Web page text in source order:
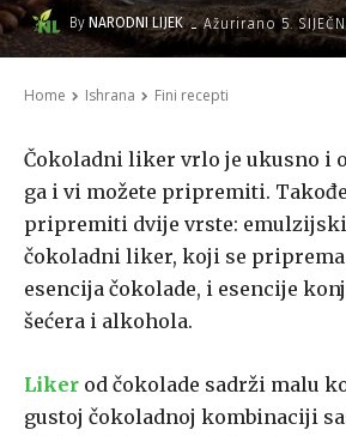
By NARODNI LIJEK - Ažurirano 5.
Home Ishrana Fini recepti
Čokoladni liker vrlo je ukusno i
ga i vi možete pripremiti.
pripremiti dvije vrste:
čokoladni liker, koji se priprema
esencija čokolade, i esencije
šećera i alkohola.
Liker od čokolade sadrži malu
gustoj čokoladnoj kombinaciji